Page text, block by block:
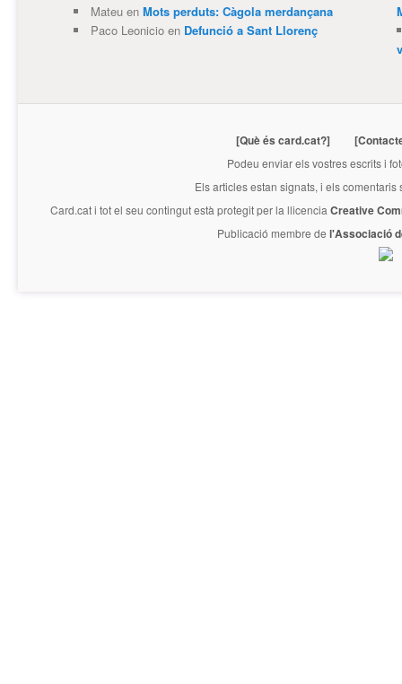
Mateuen Mots perduts: Càgola merdançana
Paco Leonicioen Defunció a Sant Llorenç
[Què és card.cat?]
Podeu enviar els vostres escrits i
Els articles estan signats, i els
Card.cati tot el seu contingut està protegit per la llicencia Creative
Publicació membre de l'Associació